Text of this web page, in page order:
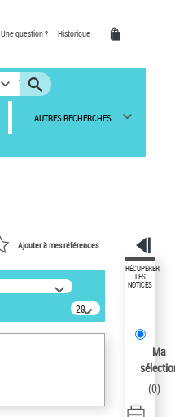
Une question ? Historique
AUTRES RECHERCHES
Ajouter à mes références
20
résultats/page
RÉCUPÉRER
LES
NOTICES
Ma
(0)